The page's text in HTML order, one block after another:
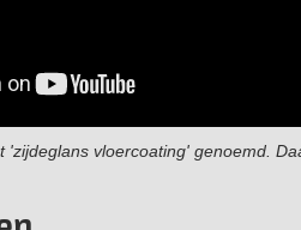
'zijdeglans vloercoating' genoemd.